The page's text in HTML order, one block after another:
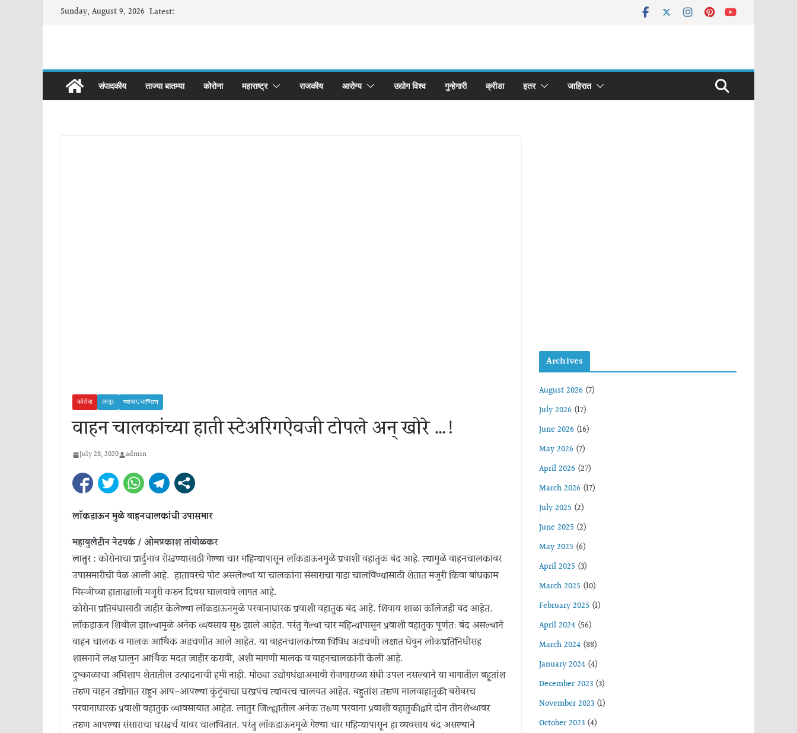
Sunday, August 9, 2026 Latest:
संपादकीय ताज्या बातम्या कोरोना महाराष्ट्र राजकीय आरोग्य उद्योग विश्व गुन्हेगारी क्रीडा इतर जाहिरात
कोरोना लातूर व्यापार/वाणिज्य
वाहन चालकांच्या हाती स्टेअरिंगऐवजी टोपले अन् खोरे …!
July 28, 2020 admin
लॉकडाऊन मुळे वाहनचालकांची उपासमार
महाबुलेटीन नेटवर्क / ओमप्रकाश तांबोळकर
लातुर :कोरोनाचा प्रार्दुभाव रोखण्यासाठी गेल्या चार महिन्यापासून लाॅकडाऊनमुळे प्रवाशी वहातुक बंद आहे. त्यामुळे वाहनचालकावर
उपासमारीची वेळ आली आहे. हातावरचे पोट असलेल्या या चालकांना संसाराचा गाडा चालविण्यासाठी शेतात मजुरी किंवा बांधकाम
मिस्ञीच्या हाताखाली मजुरी करुन दिवस घालवावे लागत आहे.
कोरोना प्रतिबंधासाठी जाहीर केलेल्या लाॅकडाऊनमुळे परवानाधारक प्रवाशी वहातुक बंद आहे. शिवाय शाळा काॅलेजही बंद आहेत.
लाॅकडाऊन शिथील झाल्यामुळे अनेक व्यवसाय सुरु झाले आहेत. परंतु गेल्या चार महिन्यापासून प्रवाशी वहातुक पूर्णतः बंद असल्याने
वाहन चालक व मालक आर्थिक अडचणीत आले आहेत. या वाहनचालकांच्या विविध अडचणी लक्षात घेवुन लोकप्रतिनिधीसह
शासनाने लक्ष घालुन आर्थिक मदत जाहीर करावी, अशी मागणी मालक व वाहनचालकांनी केली आहे.
दुष्काळाचा अभिशाप शेतातील उत्पादनाची हमी नाही. मोठ्या उद्योगधंद्याअभावी रोजगाराच्या संधी उपलब्ध नसल्याने या भागातील बहूतांश
तरुण वाहन उद्योगात राहून आप-आपल्या कुंटुंबाचा घरप्रपंच त्यावरच चालवत आहेत. बहुतांश तरूण मालवाहातुकी बरोबरच
परवानाधारक प्रवाशी वहातुक व्यावसायात आहेत. लातुर जिल्ह्यातील अनेक तरूण परवाना प्रवाशी वहातुकीद्वारे दोन तीनशेच्यावर
तरुण आपल्या संसाराचा घरखर्च यावर चालवितात. परंतु लाॅकडाऊनमूळे गेल्या चार महिन्यापासून हा व्यवसाय बंद असल्याने
Archives
August 2026 (7)
July 2026 (17)
June 2026 (16)
May 2026 (7)
April 2026 (27)
March 2026 (17)
July 2025 (2)
June 2025 (2)
May 2025 (6)
April 2025 (3)
March 2025 (10)
February 2025 (1)
April 2024 (56)
March 2024 (88)
January 2024 (4)
December 2023 (3)
November 2023 (1)
October 2023 (4)